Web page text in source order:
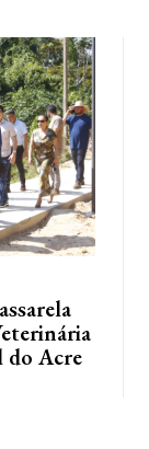
do Acre